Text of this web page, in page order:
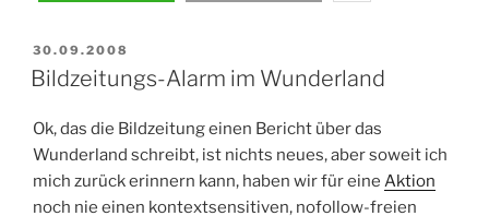
VERÖFFENTLICHT
AM
30.09.2008
Bildzeitungs-Alarm im Wunderland
Ok, das die Bildzeitung einen Bericht über das
Wunderland schreibt, ist nichts neues, aber soweit ich
mich zurück erinnern kann, haben wir für eine Aktion
noch nie einen kontextsensitiven, nofollow-freien